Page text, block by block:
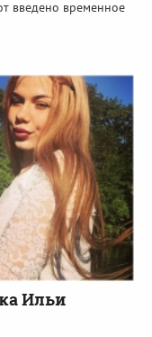
введено временное
Ильи